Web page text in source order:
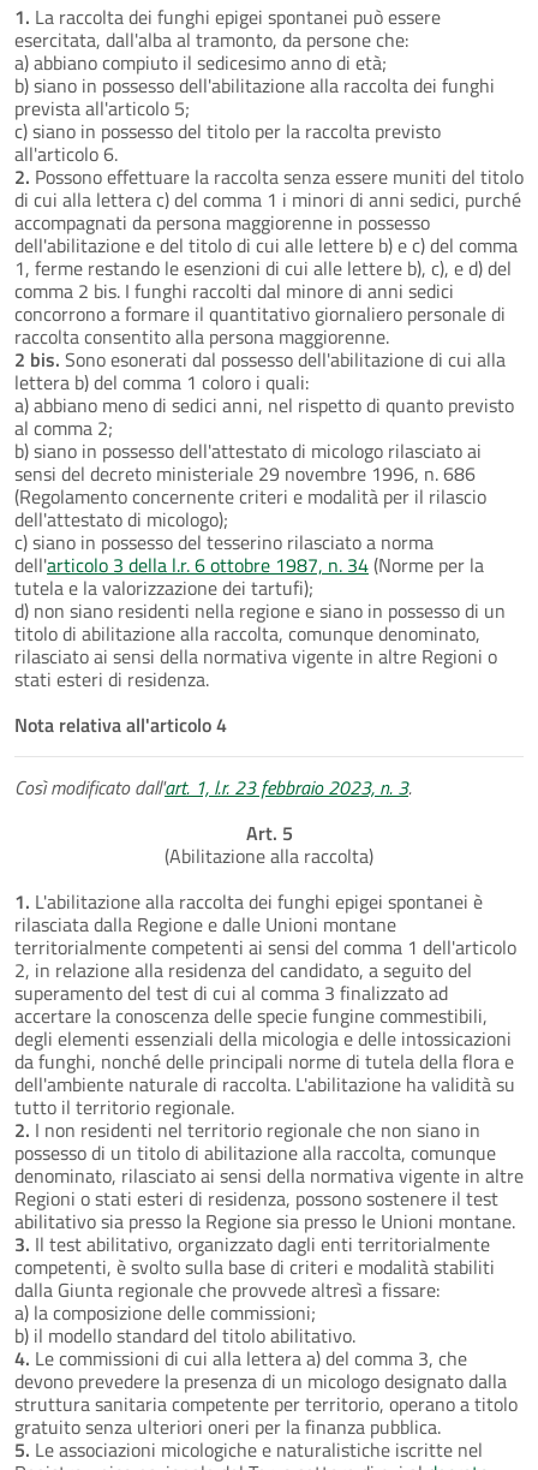
1. La raccolta dei funghi epigei spontanei può essere
esercitata, dall'alba al tramonto, da persone che:
a) abbiano compiuto il sedicesimo anno di età;
b) siano in possesso dell'abilitazione alla raccolta dei funghi
prevista all'articolo 5;
c) siano in possesso del titolo per la raccolta previsto
all'articolo 6.
2. Possono effettuare la raccolta senza essere muniti del titolo
di cui alla lettera c) del comma 1 i minori di anni sedici, purché
accompagnati da persona maggiorenne in possesso
dell'abilitazione e del titolo di cui alle lettere b) e c) del comma
1, ferme restando le esenzioni di cui alle lettere b), c), e d) del
comma 2 bis. I funghi raccolti dal minore di anni sedici
concorrono a formare il quantitativo giornaliero personale di
raccolta consentito alla persona maggiorenne.
2 bis. Sono esonerati dal possesso dell'abilitazione di cui alla
lettera b) del comma 1 coloro i quali:
a) abbiano meno di sedici anni, nel rispetto di quanto previsto
al comma 2;
b) siano in possesso dell'attestato di micologo rilasciato ai
sensi del decreto ministeriale 29 novembre 1996, n. 686
(Regolamento concernente criteri e modalità per il rilascio
dell'attestato di micologo);
c) siano in possesso del tesserino rilasciato a norma
dell'articolo 3 della l.r. 6 ottobre 1987, n. 34(Norme per la
tutela e la valorizzazione dei tartufi);
d) non siano residenti nella regione e siano in possesso di un
titolo di abilitazione alla raccolta, comunque denominato,
rilasciato ai sensi della normativa vigente in altre Regioni o
stati esteri di residenza.
Nota relativa all'articolo 4
Così modificato dall'art. 1, l.r. 23 febbraio 2023, n. 3.
Art. 5
(Abilitazione alla raccolta)
1. L'abilitazione alla raccolta dei funghi epigei spontanei è
rilasciata dalla Regione e dalle Unioni montane
territorialmente competenti ai sensi del comma 1 dell'articolo
2, in relazione alla residenza del candidato, a seguito del
superamento del test di cui al comma 3 finalizzato ad
accertare la conoscenza delle specie fungine commestibili,
degli elementi essenziali della micologia e delle intossicazioni
da funghi, nonché delle principali norme di tutela della flora e
dell'ambiente naturale di raccolta. L'abilitazione ha validità su
tutto il territorio regionale.
2. I non residenti nel territorio regionale che non siano in
possesso di un titolo di abilitazione alla raccolta, comunque
denominato, rilasciato ai sensi della normativa vigente in altre
Regioni o stati esteri di residenza, possono sostenere il test
abilitativo sia presso la Regione sia presso le Unioni montane.
3. Il test abilitativo, organizzato dagli enti territorialmente
competenti, è svolto sulla base di criteri e modalità stabiliti
dalla Giunta regionale che provvede altresì a fissare:
a) la composizione delle commissioni;
b) il modello standard del titolo abilitativo.
4. Le commissioni di cui alla lettera a) del comma 3, che
devono prevedere la presenza di un micologo designato dalla
struttura sanitaria competente per territorio, operano a titolo
gratuito senza ulteriori oneri per la finanza pubblica.
5. Le associazioni micologiche e naturalistiche iscritte nel